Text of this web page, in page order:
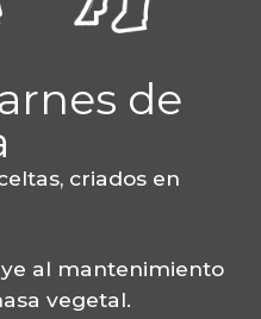
de
criados en
al mantenimiento
vegetal.